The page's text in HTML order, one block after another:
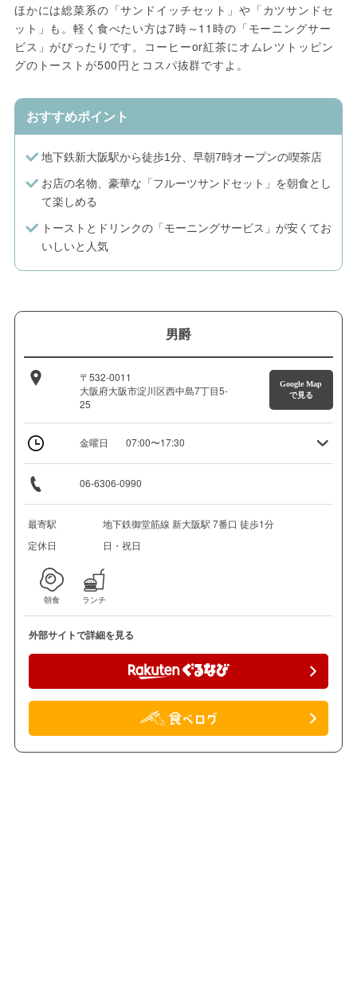
ほかには総菜系の「サンドイッチセット」や「カツサンドセ
ット」も。軽く食べたい方は7時～11時の「モーニングサー
ビス」がぴったりです。コーヒーor紅茶にオムレツトッピン
グのトーストが500円とコスパ抜群ですよ。
おすすめポイント
地下鉄新大阪駅から徒歩1分、早朝7時オープンの喫茶店
お店の名物、豪華な「フルーツサンドセット」を朝食とし
て楽しめる
トーストとドリンクの「モーニングサービス」が安くてお
いしいと人気
男爵
〒532-0011
大阪府大阪市淀川区西中島7丁目5-
25
Google Map
で見る
金曜日 07:00〜17:30
06-6306-0990
最寄駅
地下鉄御堂筋線 新大阪駅 7番口 徒歩1分
定休日
日・祝日
朝食 ランチ
外部サイトで詳細を見る